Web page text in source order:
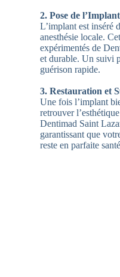
2. Pose de
L’implant est inséré
anesthésie locale.
expérimentés de
et durable. Un suivi
guérison rapide.
3. Restauration et
Une fois l’implant
retrouver
Dentimad Saint
garantissant que
reste en parfaite